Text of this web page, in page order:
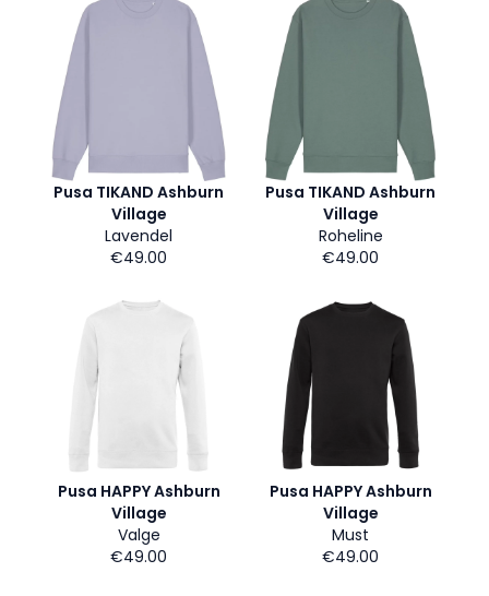
Pusa TIKAND Ashburn
Village
Lavendel
€49.00
Pusa TIKAND Ashburn
Village
Roheline
€49.00
Pusa HAPPY Ashburn
Village
Valge
€49.00
Pusa HAPPY Ashburn
Village
Must
€49.00